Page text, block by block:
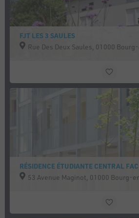
FJT LES 3 SAULES
Rue Des Deux Saules, 01000
RÉSIDENCE ÉTUDIANTE CENTRAL
53 Avenue Maginot, 01000 Bourg-